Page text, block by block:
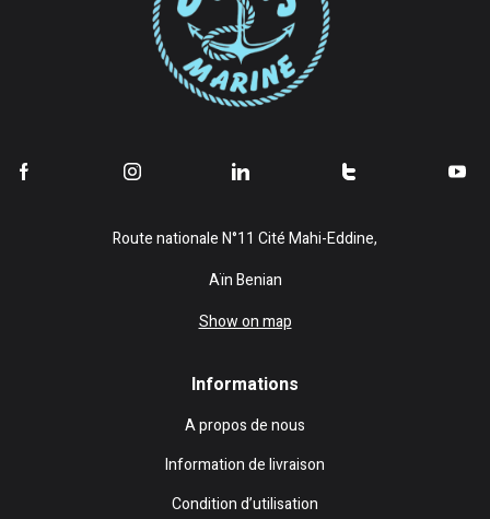
Route nationale N°11 Cité Mahi-Eddine,
Aïn Benian
Show on map
Informations
A propos de nous
Information de livraison
Condition d’utilisation